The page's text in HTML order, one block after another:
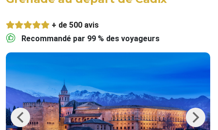
+ de 500 avis
Recommandé par 99 % des voyageurs
Previous Next